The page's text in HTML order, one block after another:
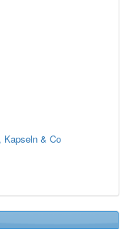
Kapseln & Co